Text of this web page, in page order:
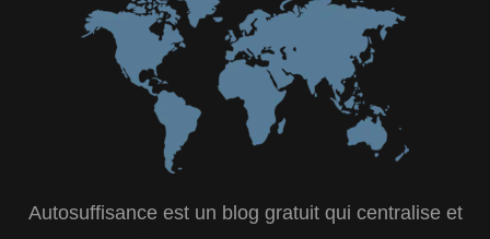
Autosuffisance est un blog gratuit qui centralise et